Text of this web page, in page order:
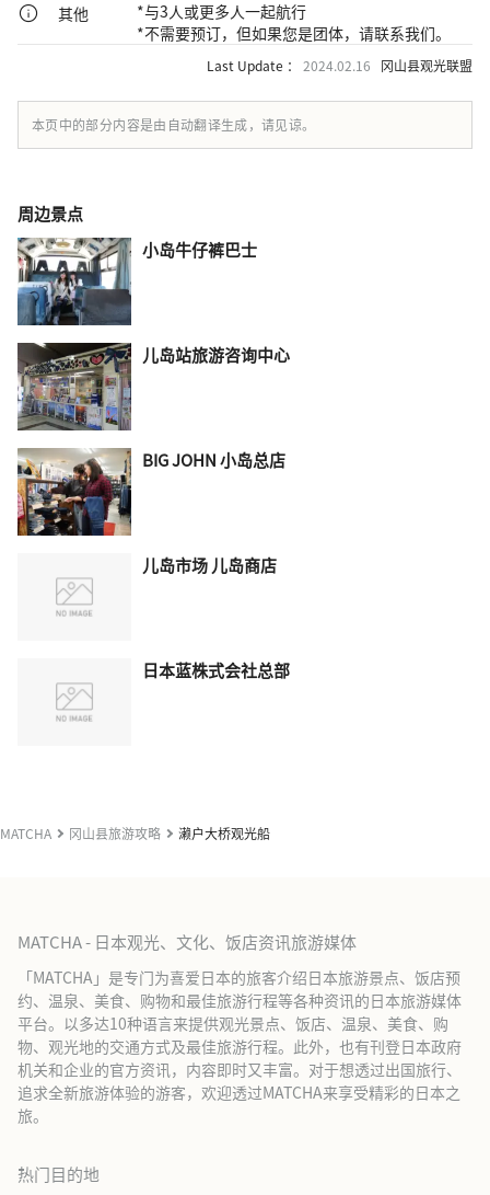
其他
*与3人或更多人一起航行
*不需要预订，但如果您是团体，请联系我们。
Last Update ： 2024.02.16 冈山县观光联盟
本页中的部分内容是由自动翻译生成，请见谅。
周边景点
小岛牛仔裤巴士
儿岛站旅游咨询中心
BIG JOHN 小岛总店
儿岛市场 儿岛商店
日本蓝株式会社总部
MATCHA 冈山县旅游攻略 濑户大桥观光船
MATCHA - 日本观光、文化、饭店资讯旅游媒体
「MATCHA」是专门为喜爱日本的旅客介绍日本旅游景点、饭店预
约、温泉、美食、购物和最佳旅游行程等各种资讯的日本旅游媒体
平台。以多达10种语言来提供观光景点、饭店、温泉、美食、购
物、观光地的交通方式及最佳旅游行程。此外，也有刊登日本政府
机关和企业的官方资讯，内容即时又丰富。对于想透过出国旅行、
追求全新旅游体验的游客，欢迎透过MATCHA来享受精彩的日本之
旅。
热门目的地